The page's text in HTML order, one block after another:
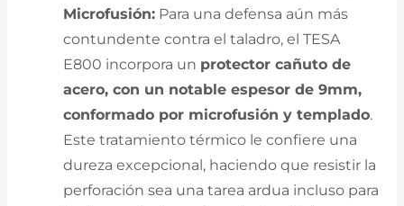
Microfusión: Para una defensa aún más
contundente contra el taladro, el TESA
E800 incorpora un protector cañuto de
acero, con un notable espesor de 9mm,
conformado por microfusión y templado.
Este tratamiento térmico le confiere una
dureza excepcional, haciendo que resistir la
perforación sea una tarea ardua incluso para